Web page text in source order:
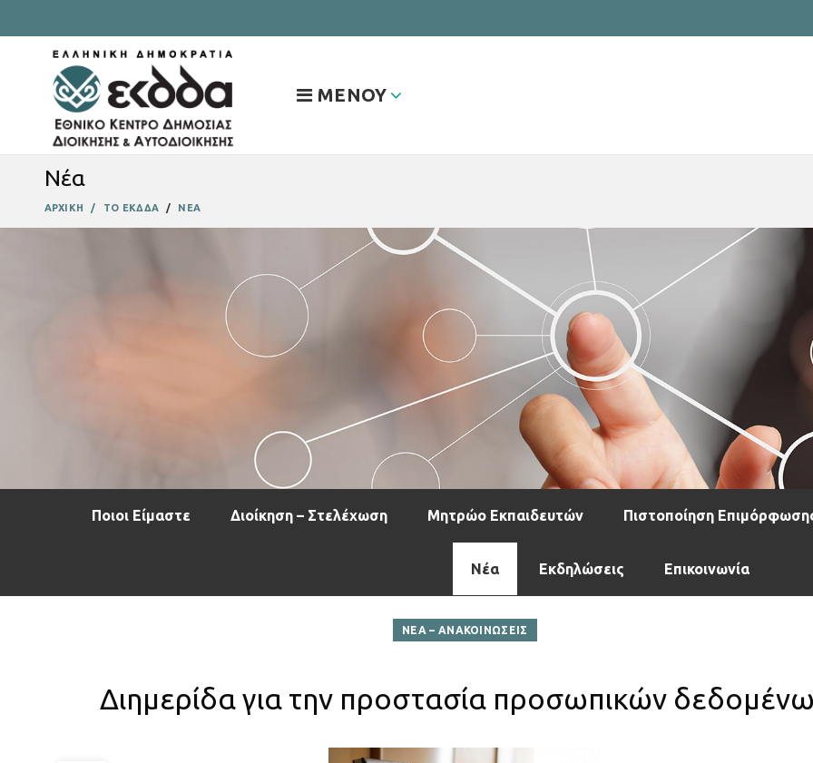
ΜΕΝΟΥ
Νέα
ΑΡΧΙΚΗ ΤΟ ΕΚΔΔΑ ΝΕΑ
Ποιοι Είμαστε Διοίκηση – Στελέχωση Μητρώο Εκπαιδευτών Πιστοποίηση
Νέα Εκδηλώσεις Επικοινωνία
ΝΕΑ – ΑΝΑΚΟΙΝΩΣΕΙΣ
Διημερίδα για την προστασία προσωπικών